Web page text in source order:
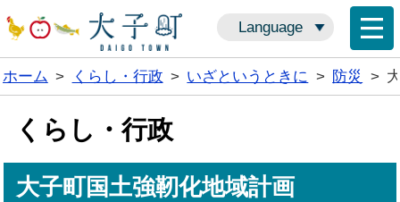
Language
ホーム > くらし・行政 > いざというときに > 防災 >
くらし・行政
大子町国土強靭化地域計画